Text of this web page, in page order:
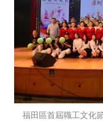
福田區首屆職工文化